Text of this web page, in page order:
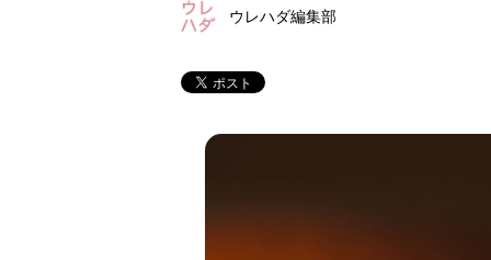
ウレハダ編集部